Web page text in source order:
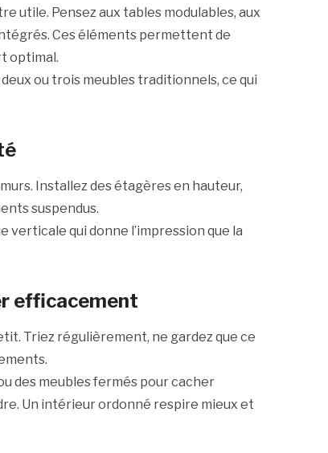
utile. Pensez aux tables modulables, aux
Ces éléments permettent de
optimal.
ou trois meubles traditionnels, ce qui
Installez des étagères en hauteur,
suspendus.
verticale qui donne l’impression que la
efficacement
Triez régulièrement, ne gardez que ce
des meubles fermés pour cacher
Un intérieur ordonné respire mieux et